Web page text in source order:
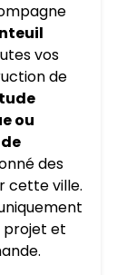
vos
de
ou
des
cette ville.
projet et